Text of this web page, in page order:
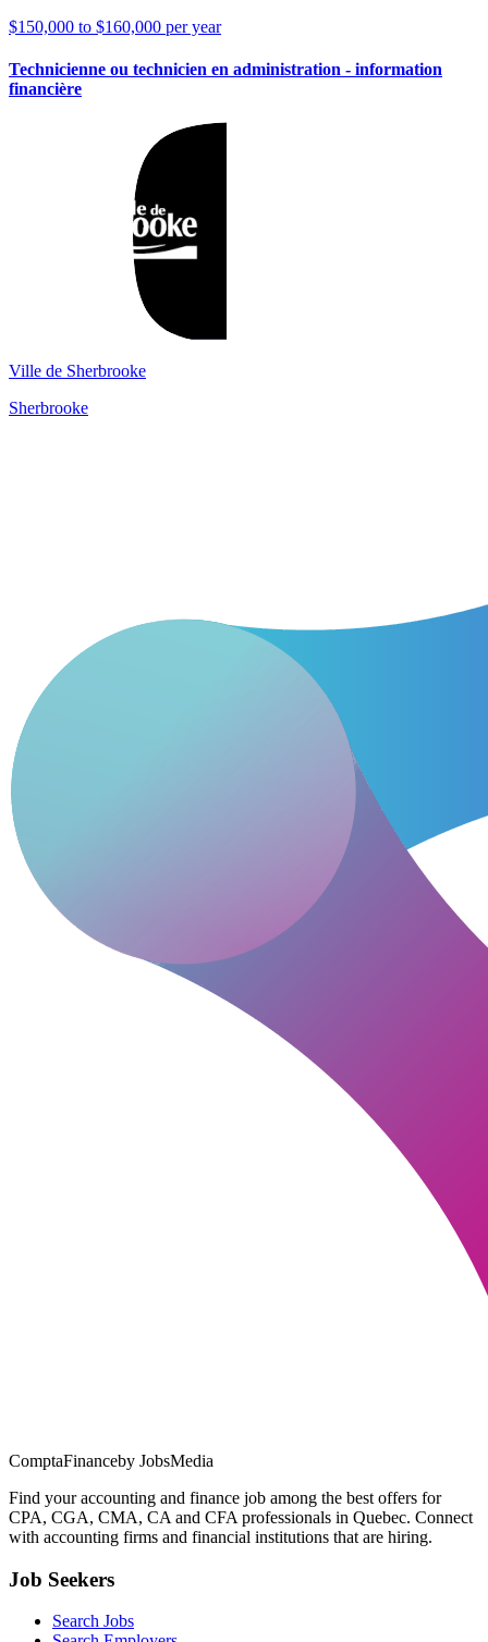
$150,000 to $160,000 per year
Technicienne ou technicien en administration - information
financière
Ville de Sherbrooke
Sherbrooke
ComptaFinanceby JobsMedia
Find your accounting and finance job among the best offers for
CPA, CGA, CMA, CA and CFA professionals in Quebec. Connect
with accounting firms and financial institutions that are hiring.
Job Seekers
Search Jobs